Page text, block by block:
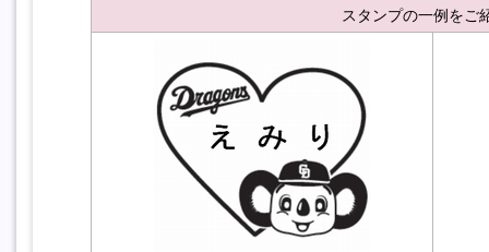
スタンプの一例をご